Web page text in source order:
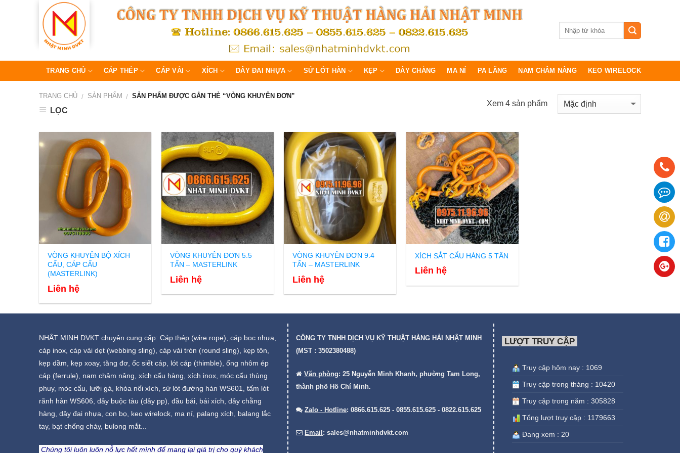
TRANG CHỦ CÁP THÉP CÁP VẢI XÍCH DÂY ĐAI NHỰA SỨ LÓT HÀN KẸP DÂY CHẰNG MA NÍ PA LĂNG NAM CHÂM NÂNG KEO WIRELOCK
TRANG CHỦ / SẢN PHẨM / SẢN PHẨM ĐƯỢC GẮN THẺ “VÒNG KHUYÊN ĐƠN”
LỌC
Xem 4 sản phẩm
VÒNG KHUYÊN BỘ XÍCH
CẨU, CÁP CẨU
(MASTERLINK)
Liên hệ
VÒNG KHUYÊN ĐƠN 5.5
TẤN – MASTERLINK
Liên hệ
VÒNG KHUYÊN ĐƠN 9.4
TẤN – MASTERLINK
Liên hệ
XÍCH SẮT CẨU HÀNG 5 TẤN
Liên hệ
NHẬT MINH DVKT chuyên cung cấp: Cáp thép (wire rope), cáp bọc nhựa,
cáp inox, cáp vải dẹt (webbing sling), cáp vải tròn (round sling), kẹp tôn,
kẹp dầm, kẹp xoay, tăng đơ, ốc siết cáp, lót cáp (thimble), ống nhôm ép
cáp (ferrule), nam châm nâng, xích cẩu hàng, xích inox, móc cẩu thùng
phuy, móc cẩu, lưỡi gà, khóa nối xích, sứ lót đường hàn WS601, tấm lót
rãnh hàn WS606, dây buộc tàu (dây pp), đầu bái, bái xích, dây chằng
hàng, dây đai nhựa, con bọ, keo wirelock, ma ní, palang xích, balang lắc
tay, bạt chống cháy, bulong mắt...
Chúng tôi luôn luôn nỗ lực hết mình để mang lại giá trị cho quý khách
CÔNG TY TNHH DỊCH VỤ KỸ THUẬT HÀNG HẢI NHẬT MINH
(MST : 3502380488)
Văn phòng: 25 Nguyễn Minh Khanh, phường Tam Long,
thành phố Hồ Chí Minh.
Zalo - Hotline: 0866.615.625 - 0855.615.625 - 0822.615.625
Email :sales@nhatminhdvkt.com
LƯỢT TRUY CẬP
Truy cập hôm nay : 1069
Truy cập trong tháng : 10420
Truy cập trong năm : 305828
Tổng lượt truy cập : 1179663
Đang xem : 20